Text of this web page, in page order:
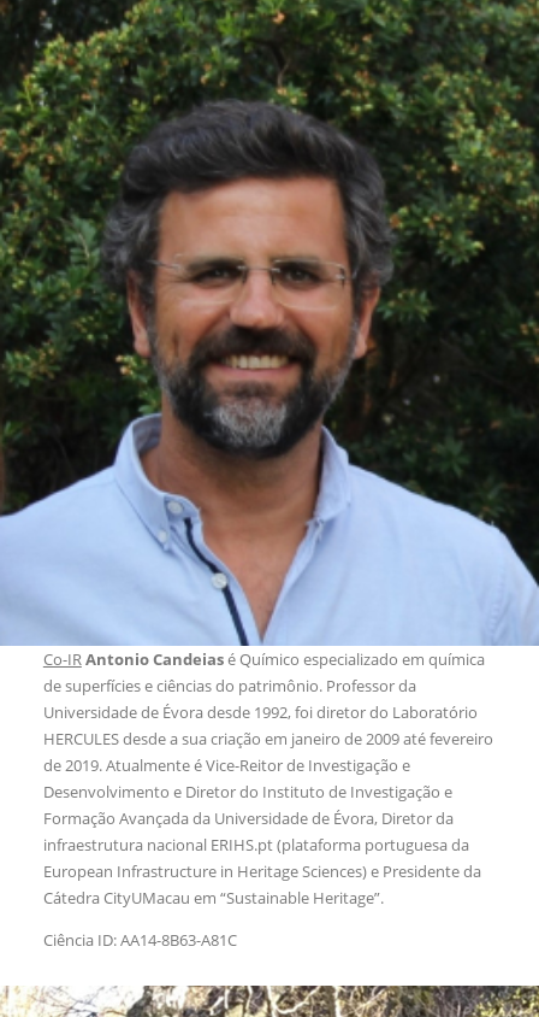
Co-IRAntonio Candeiasé Químico especializado em química
de superfícies e ciências do patrimônio. Professor da
Universidade de Évora desde 1992, foi diretor do Laboratório
HERCULES desde a sua criação em janeiro de 2009 até fevereiro
de 2019. Atualmente é Vice-Reitor de Investigação e
Desenvolvimento e Diretor do Instituto de Investigação e
Formação Avançada da Universidade de Évora, Diretor da
infraestrutura nacional ERIHS.pt (plataforma portuguesa da
European Infrastructure in Heritage Sciences) e Presidente da
Cátedra CityUMacau em “Sustainable Heritage”.
Ciência ID: AA14-8B63-A81C